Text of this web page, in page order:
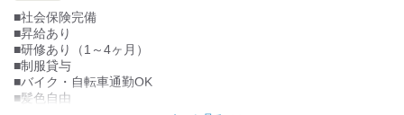
■社会保険完備
■昇給あり
■研修あり（1～4ヶ月）
■制服貸与
■バイク・自転車通勤OK
■髪色自由